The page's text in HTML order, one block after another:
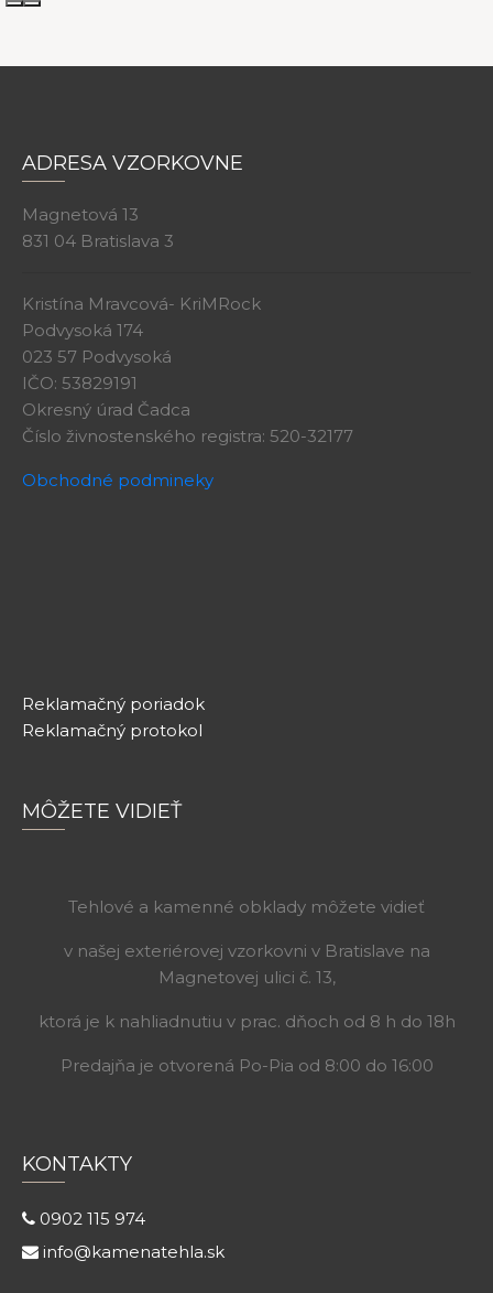
ADRESA VZORKOVNE
Magnetová 13
831 04 Bratislava 3
Kristína Mravcová- KriMRock
Podvysoká 174
023 57 Podvysoká
IČO: 53829191
Okresný úrad Čadca
Číslo živnostenského registra: 520-32177
Obchodné podmineky
Reklamačný poriadok
Reklamačný protokol
MÔŽETE VIDIEŤ
Tehlové a kamenné obklady môžete vidieť
v našej exteriérovej vzorkovni v Bratislave na
Magnetovej ulici č. 13,
ktorá je k nahliadnutiu v prac. dňoch od 8 h do 18h
Predajňa je otvorená Po-Pia od 8:00 do 16:00
KONTAKTY
0902 115 974
info@kamenatehla.sk